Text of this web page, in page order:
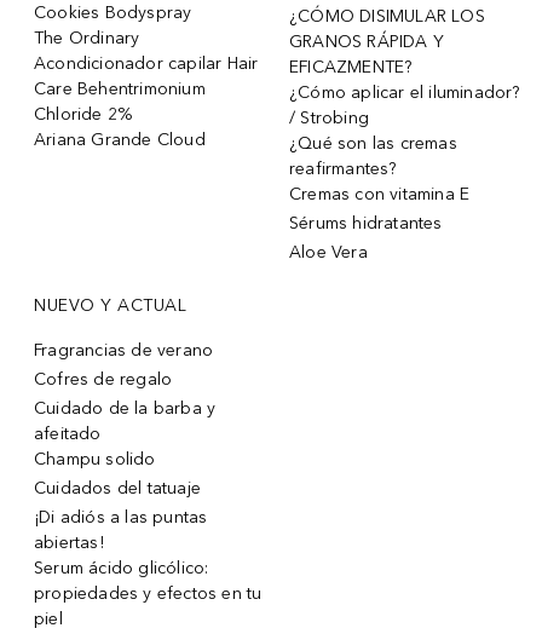
Cookies Bodyspray
The Ordinary
Acondicionador capilar Hair
Care Behentrimonium
Chloride 2%
Ariana Grande Cloud
¿CÓMO DISIMULAR LOS
GRANOS RÁPIDA Y
EFICAZMENTE?
¿Cómo aplicar el iluminador?
/ Strobing
¿Qué son las cremas
reafirmantes?
Cremas con vitamina E
Sérums hidratantes
Aloe Vera
NUEVO Y ACTUAL
Fragrancias de verano
Cofres de regalo
Cuidado de la barba y
afeitado
Champu solido
Cuidados del tatuaje
¡Di adiós a las puntas
abiertas!
Serum ácido glicólico:
propiedades y efectos en tu
piel